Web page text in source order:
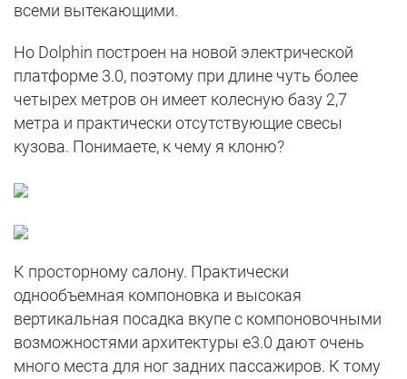
всеми вытекающими.
Но Dolphin построен на новой электрической
платформе 3.0, поэтому при длине чуть более
четырех метров он имеет колесную базу 2,7
метра и практически отсутствующие свесы
кузова. Понимаете, к чему я клоню?
К просторному салону. Практически
однообъемная компоновка и высокая
вертикальная посадка вкупе с компоновочными
возможностями архитектуры е3.0 дают очень
много места для ног задних пассажиров. К тому